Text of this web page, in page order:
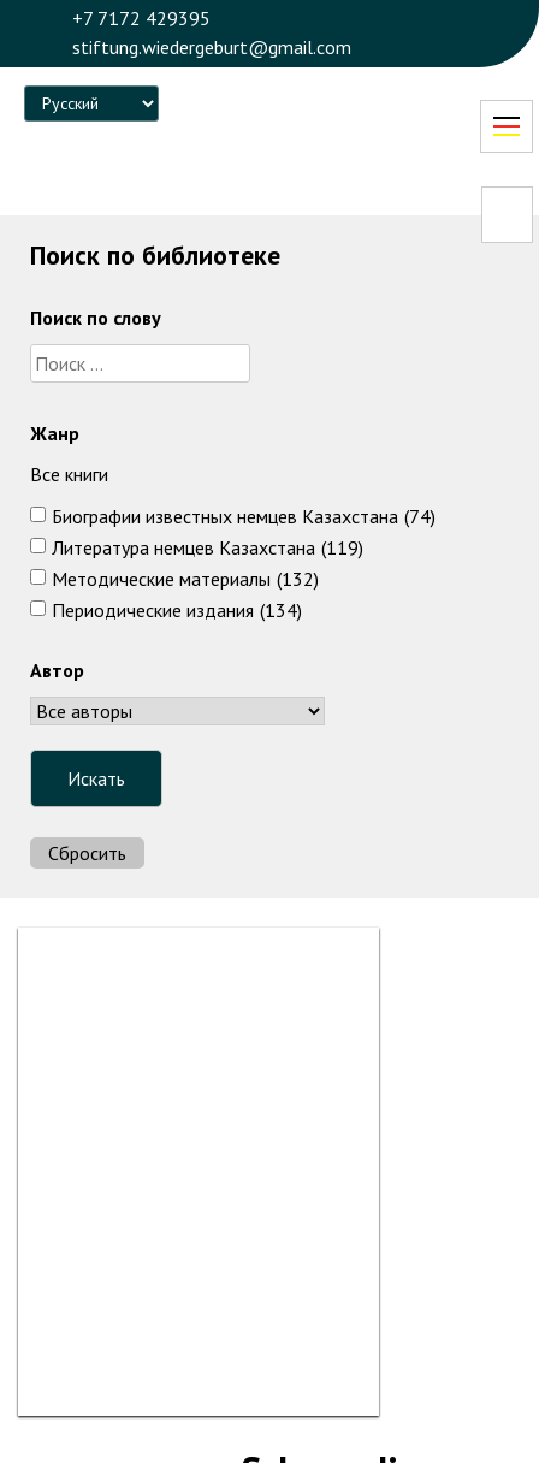
+7 7172 429395
stiftung.wiedergeburt@gmail.com
Language
Поиск по библиотеке
Поиск по слову
Жанр
Все книги
Биографии известных немцев Казахстана (74)
Литература немцев Казахстана (119)
Методические материалы (132)
Периодические издания (134)
Автор